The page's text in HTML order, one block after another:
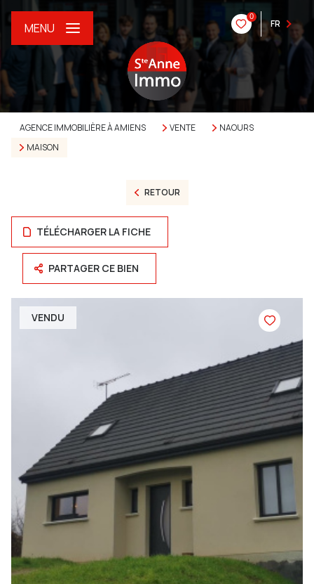
0
FR
MENU
AGENCE IMMOBILIÈRE À AMIENS VENTE
NAOURS
MAISON
RETOUR
TÉLÉCHARGER LA FICHE
PARTAGER CE BIEN
VENDU